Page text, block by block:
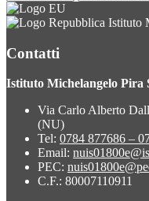
Istituto
Contatti
Istituto Michelangelo Pira
Via Carlo Alberto
(NU)
Tel: 0784 877686 –
Email:
PEC:
C.F.: 80007110911